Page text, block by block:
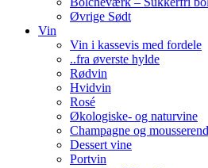
Øvrige Sødt
Vin
Vin i kassevis med fordele
..fra øverste hylde
Rødvin
Hvidvin
Rosé
Økologiske- og naturvine
Champagne og
Dessert vine
Portvin